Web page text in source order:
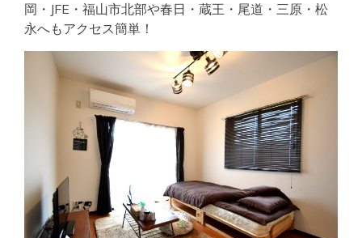
岡・JFE・福山市北部や春日・蔵王・尾道・三原・松
永へもアクセス簡単！